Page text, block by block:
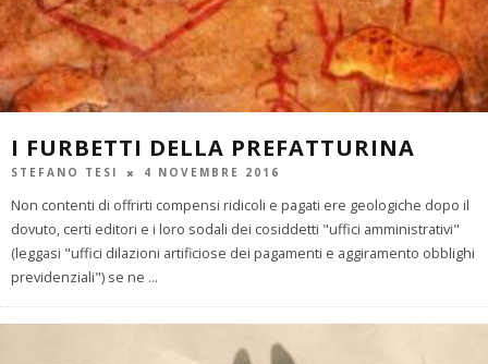
I FURBETTI DELLA PREFATTURINA
STEFANO TESI 4 NOVEMBRE 2016
Non contenti di offrirti compensi ridicoli e pagati ere geologiche dopo il
dovuto, certi editori e i loro sodali dei cosiddetti "uffici amministrativi"
(leggasi "uffici dilazioni artificiose dei pagamenti e aggiramento obblighi
previdenziali") se ne ...